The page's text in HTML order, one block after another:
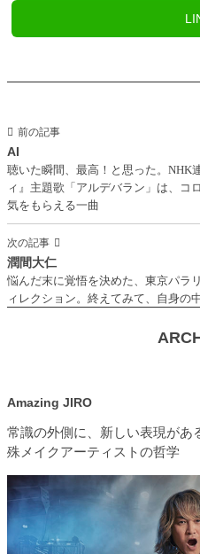
前の記事
AI
聴いた瞬間、最高！と思った。NHK
ィ』主題歌「アルデバラン」は、コ
気をもらえる一曲
次の記事
潤間大仁
悩んだ末に覚悟を決めた、東京パラ
ィレクション。終えてみて、自身の
Amazing JIRO
常識の外側に、新しい表現があ
殊メイクアーティストの哲学